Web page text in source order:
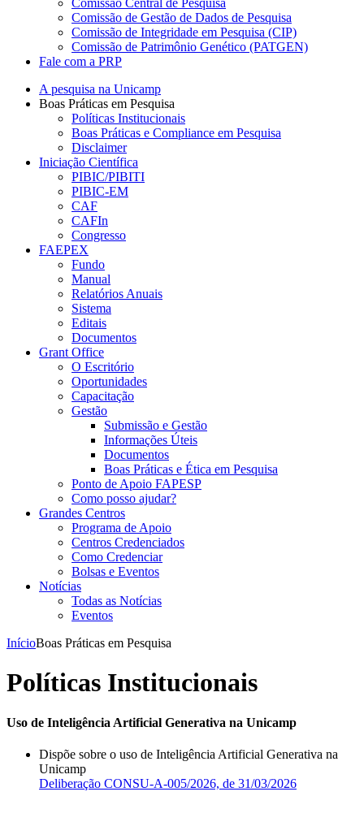
Comissão de Gestão de Dados de Pesquisa
Comissão de Integridade em Pesquisa (CIP)
Comissão de Patrimônio Genético (PATGEN)
Fale com a PRP
A pesquisa na Unicamp
Boas Práticas em Pesquisa
Políticas Institucionais
Boas Práticas e Compliance em Pesquisa
Disclaimer
Iniciação Científica
PIBIC/PIBITI
PIBIC-EM
CAF
CAFIn
Congresso
FAEPEX
Fundo
Manual
Relatórios Anuais
Sistema
Editais
Documentos
Grant Office
O Escritório
Oportunidades
Capacitação
Gestão
Submissão e Gestão
Informações Úteis
Documentos
Boas Práticas e Ética em Pesquisa
Ponto de Apoio FAPESP
Como posso ajudar?
Grandes Centros
Programa de Apoio
Centros Credenciados
Como Credenciar
Bolsas e Eventos
Notícias
Todas as Notícias
Eventos
InícioBoas Práticas em Pesquisa
Políticas Institucionais
Uso de Inteligência Artificial Generativa na Unicamp
Dispõe sobre o uso de Inteligência Artificial Generativa na
Unicamp
Deliberação CONSU-A-005/2026, de 31/03/2026